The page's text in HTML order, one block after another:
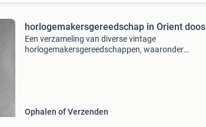
horlogemakersgereedschap in Orient doos
Een verzameling van diverse vintage
horlogemakersgereedschappen, waaronder
Ophalen of Verzenden